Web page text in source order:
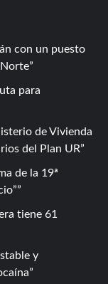
con un puesto
para
de Vivienda
del Plan UR
de la 19ª
tiene 61
y